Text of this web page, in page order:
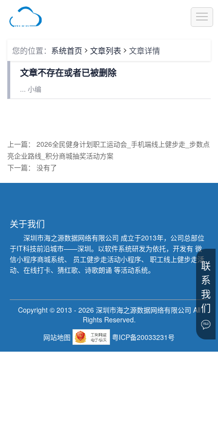
您的位置： 系统首页 > 文章列表 > 文章详情
文章不存在或者已被删除
... 小编
上一篇： 2026全民健身计划职工运动会_手机端线上健步走_步数点
亮企业路线_积分商城抽奖活动方案
下一篇： 没有了
联
系
我
们
关于我们
深圳市海之源数据网络有限公司 成立于2013年，公司总部位
于IT科技前沿城市——深圳。以软件系统研发为依托，开发有 微
信小程序商城系统、 员工健步走活动小程序、 职工线上健步走活
动、在线打卡、猜红歌、诗歌朗诵 等活动系统。
Copyright © 2013 - 2026 深圳市海之源数据网络有限公司 All
Rights Reserved.
网站地图
粤ICP备20033231号